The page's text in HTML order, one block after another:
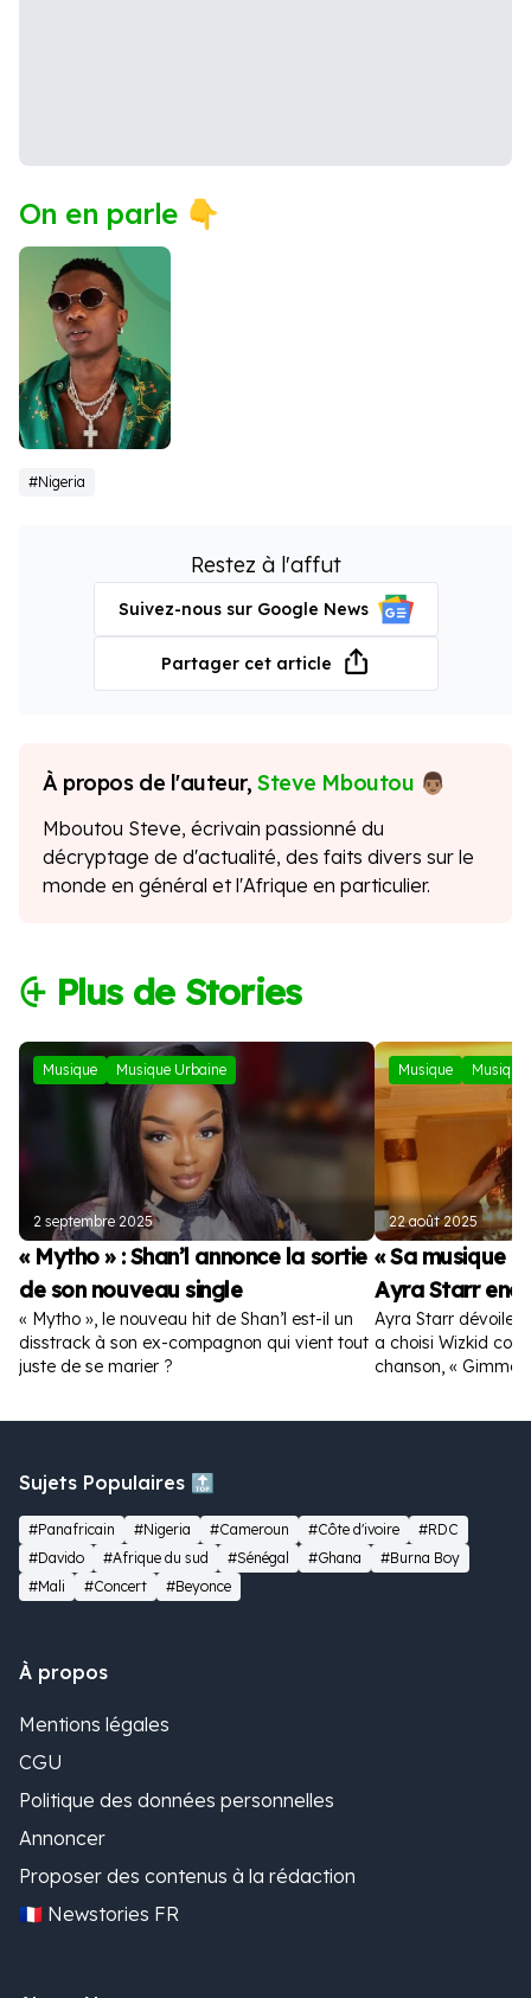
On en parle 👇
Wizkid
#Nigeria
Restez à l'affut
Suivez-nous sur Google News
Partager cet article
À propos de l'auteur,Steve Mboutou
Mboutou Steve, écrivain passionné du
décryptage de d'actualité, des faits divers sur le
monde en général et l'Afrique en particulier.
⨭ Plus de Stories
Musique Musique Urbaine
2 septembre 2025
« Mytho » : Shan’l annonce la sortie
de son nouveau single
« Mytho », le nouveau hit de Shan’l est-il un
disstrack à son ex-compagnon qui vient tout
juste de se marier ?
Musique
22 août 2025
« Sa musique
Ayra Starr
Ayra Starr dévoile
a choisi Wizkid
chanson, « Gimme
Sujets Populaires 🔝
#Panafricain #Nigeria #Cameroun #Côte d'ivoire
#RDC
#Davido
#Afrique du sud #Sénégal #Ghana
#Burna Boy
#Mali
#Concert #Beyonce
À propos
Mentions légales
CGU
Politique des données personnelles
Annoncer
Proposer des contenus à la rédaction
🇫🇷 Newstories FR